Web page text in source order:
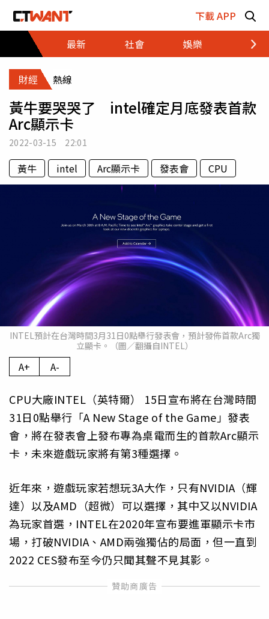
下載 APP
最新
社會 娛樂 財經
財經 熱線
黃牛要哭哭了 intel確定月底發表首款
Arc顯示卡
2022-03-15 22:01
黃牛 intel Arc顯示卡 發表會 CPU
INTEL預計在台灣時間3月31日0點舉行發表會，預計發佈首款Arc獨
立顯卡。（圖／翻攝自INTEL）
A+ A-
CPU大廠INTEL（英特爾） 15日宣布將在台灣時間
31日0點舉行「A New Stage of the Game」發表
會，將在發表會上發布專為桌電而生的首款Arc顯示
卡，未來遊戲玩家將有第3種選擇。
近年來，遊戲玩家若想玩3A大作，只有NVIDIA（輝
達）以及AMD（超微）可以選擇，其中又以NVIDIA
為玩家首選，INTEL在2020年宣布要進軍顯示卡市
場，打破NVIDIA、AMD兩強獨佔的局面，但一直到
2022 CES發布至今仍只聞其聲不見其影。